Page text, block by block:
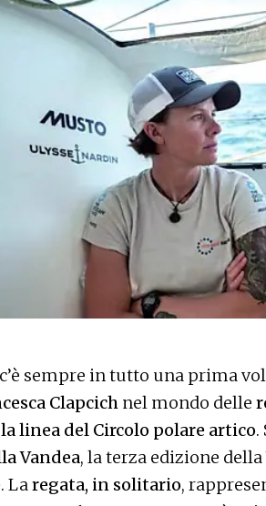
sempre in tutto una prima
Clapcich nel mondo delle
linea del Circolo polare artico.
Vandea, la terza edizione della
. La regata, in solitario,